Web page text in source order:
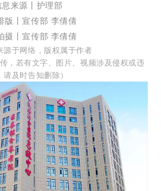
息来源丨护理部
版丨宣传部 李倩倩
摄丨宣传部 李倩倩
源于网络，版权属于作者
，若有文字、图片、视频涉及侵权或违
请及时告知删除）